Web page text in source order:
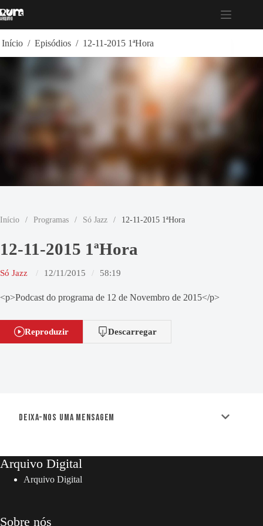
para
Início / Episódios / 12-11-2015 1ªHora
Início / Programas / Só Jazz / 12-11-2015 1ªHora
12-11-2015 1ªHora
Só Jazz 12/11/2015 58:19
<p>Podcast do programa de 12 de Novembro de 2015</p>
Reproduzir Descarregar
Deixa-nos uma mensagem
Arquivo Digital
Arquivo Digital
Sobre nós